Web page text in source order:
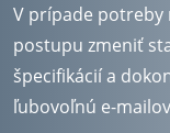
V prípade potreby
postupu zmeniť
špecifikácií a
ľubovoľnú e-